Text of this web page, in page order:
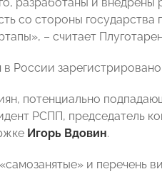
со стороны
– считает
России
потенциально
РСПП, председатель
Игорь Вдовин.
и перечень